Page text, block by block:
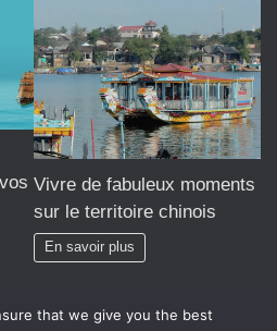
Vivre de fabuleux moments
sur le territoire chinois
En savoir plus
that we give you the best